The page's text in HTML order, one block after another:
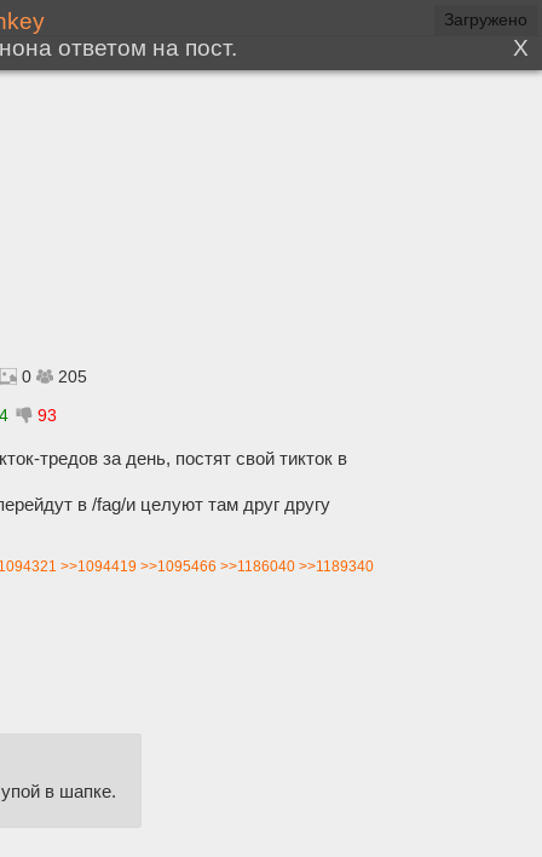
0 205
93
тредов за день, постят свой тикток в
в /fag/и целуют там друг другу
>>1094419 >>1095466 >>1186040 >>1189340
в шапке.
Загружено